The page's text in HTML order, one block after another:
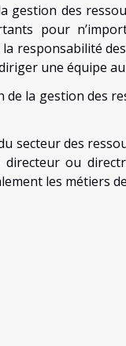
gestion des
pour
responsabilité
une équipe
de la gestion des
secteur des
ou
les métiers